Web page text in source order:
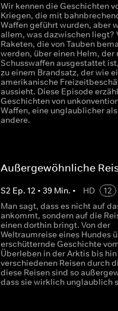
Wir kennen die Geschichten
Kriegen, die mit
Waffen geführt wurden, aber
allem, was dazwischen liegt?
Raketen, die von Tauben
werden, über einen Helm, der
Schusswaffen ausgestattet
zu einem Brandsatz, der wie
amerikanische
aussieht. Diese Episode
Geschichten von
Waffen, eine unglaublicher
andere.
Außergewöhnliche
S2 Ep. 12 • 39Min. • HD
12
Man sagt, dass es nicht auf
ankommt, sondern auf die
einen dorthin bringt. Von der
Weltraumreise eines Hundes
erschütternde Geschichte
Überleben in der Arktis bis hin
verschiedenen Reisen durch
diese Reisen sind so
dass sie wirklich unglaublich